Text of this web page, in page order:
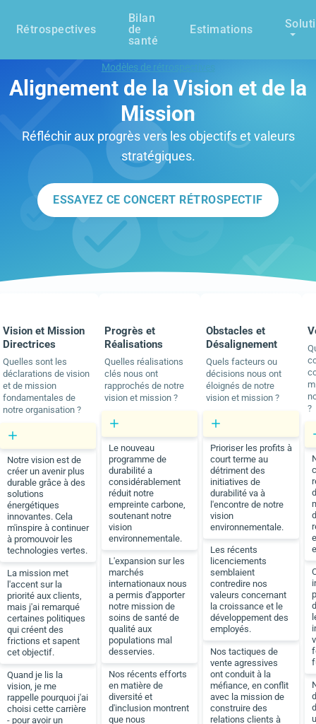
Rétrospectives
Bilan
de
santé
Estimations
Modèles de rétrospectives
Alignement de la Vision et de la
Mission
Réfléchir aux progrès vers les objectifs et valeurs
stratégiques.
ESSAYEZ CE CONCERT RÉTROSPECTIF
Vision et Mission
Directrices
Quelles sont les
déclarations de vision
et de mission
fondamentales de
notre organisation ?
Notre vision est de
créer un avenir plus
durable grâce à des
solutions
énergétiques
innovantes. Cela
m'inspire à continuer
à promouvoir les
technologies vertes.
La mission met
l'accent sur la
priorité aux clients,
mais j'ai remarqué
certaines politiques
qui créent des
frictions et sapent
cet objectif.
Quand je lis la
vision, je me
rappelle pourquoi j'ai
choisi cette carrière
- pour avoir un
Progrès et
Réalisations
Quelles réalisations
clés nous ont
rapprochés de notre
vision et mission ?
Le nouveau
programme de
durabilité a
considérablement
réduit notre
empreinte carbone,
soutenant notre
vision
environnementale.
L'expansion sur les
marchés
internationaux nous
a permis d'apporter
notre mission de
soins de santé de
qualité aux
populations mal
desservies.
Nos récents efforts
en matière de
diversité et
d'inclusion montrent
que nous
Obstacles et
Désalignement
Quels facteurs ou
décisions nous ont
éloignés de notre
vision et mission ?
Prioriser les profits à
court terme au
détriment des
initiatives de
durabilité va à
l'encontre de notre
vision
environnementale.
Les récents
licenciements
semblaient
contredire nos
valeurs concernant
la croissance et le
développement des
employés.
Nos tactiques de
vente agressives
ont conduit à la
méfiance, en conflit
avec la mission de
construire des
relations clients à
?